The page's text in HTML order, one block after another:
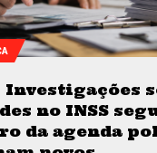
Investigações
no INSS
da agenda